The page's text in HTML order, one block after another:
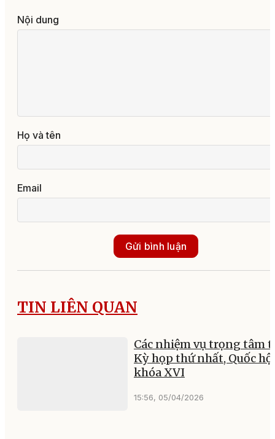
Nội dung
Họ và tên
Email
Gửi bình luận
TIN LIÊN QUAN
Các nhiệm vụ trọng tâm
Kỳ họp thứ nhất, Quốc
khóa XVI
15:56, 05/04/2026